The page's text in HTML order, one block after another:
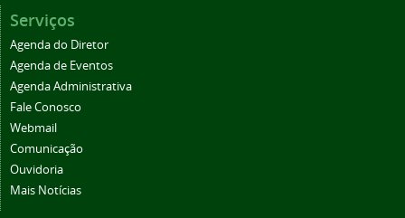
Serviços
Agenda do Diretor
Agenda de Eventos
Agenda Administrativa
Fale Conosco
Webmail
Comunicação
Ouvidoria
Mais Notícias